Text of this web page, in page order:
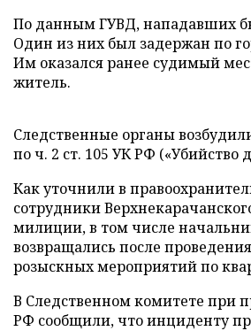
По данным ГУВД, нападавших
Один из них был задержан по
Им оказался ранее судимый
житель.
Следственные органы
по ч. 2 ст. 105 УК РФ («Убийство
Как уточнили в
сотрудники
милиции, в том числе
возвращались после
розыскных мероприятий по
В Следственном комитете при
РФ сообщили, что инциденту